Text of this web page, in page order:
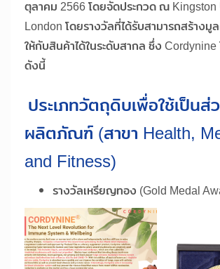
ตุลาคม 2566 โดยจัดประกวด ณ Kingston
London โดยรางวัลที่ได้รับสามารถสร้างมู
ให้กับสินค้าได้ในระดับสากล ซึ่ง Cordynine
ดังนี้
ประเภทวัตถุดิบเพื่อใช้เป็นส่
ผลิตภัณฑ์ (สาขา Health,
and Fitness)
รางวัลเหรียญทอง (Gold Medal